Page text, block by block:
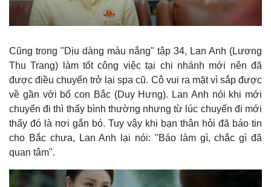
Cũng trong "Dịu dàng màu nắng" tập 34, Lan Anh (Lương
Thu Trang) làm tốt công việc tại chi nhánh mới nên đã
được điều chuyển trở lại spa cũ. Cô vui ra mặt vì sắp được
về gần với bố con Bắc (Duy Hưng). Lan Anh nói khi mới
chuyển đi thì thấy bình thường nhưng từ lúc chuyển đi mới
thấy đó là nơi gắn bó. Tuy vậy khi bạn thân hỏi đã báo tin
cho Bắc chưa, Lan Anh lại nói: "Báo làm gì, chắc gì đã
quan tâm".